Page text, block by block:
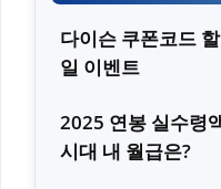
다이슨 쿠폰코드
일 이벤트
2025 연봉 실수령
시대 내 월급은?